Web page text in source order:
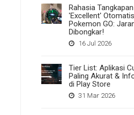
Rahasia Tangkapan
'Excellent'
Pokemon GO:
Dibongkar!
16 Jul 2026
Tier List: Aplikasi
Paling Akurat &
di Play Store
31 Mar 2026